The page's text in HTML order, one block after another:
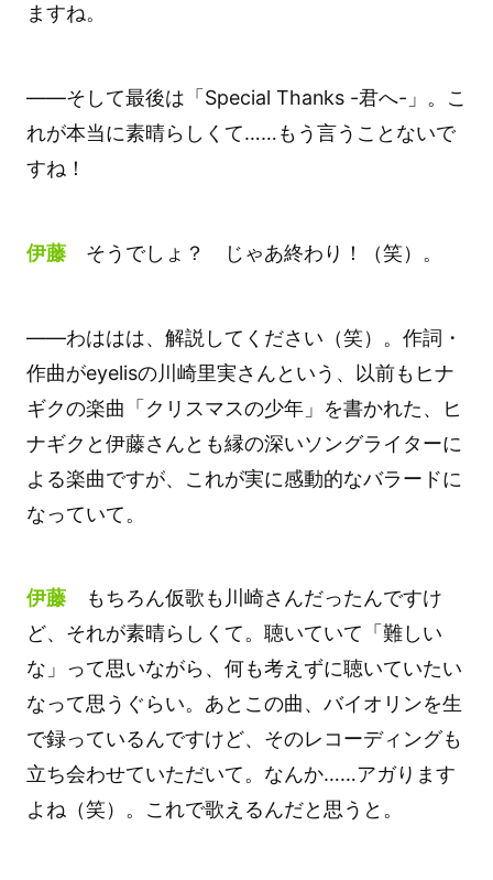
ますね。
――そして最後は「Special Thanks -君へ-」。こ
れが本当に素晴らしくて……もう言うことないで
すね！
伊藤そうでしょ？ じゃあ終わり！（笑）。
――わははは、解説してください（笑）。作詞・
作曲がeyelisの川崎里実さんという、以前もヒナ
ギクの楽曲「クリスマスの少年」を書かれた、ヒ
ナギクと伊藤さんとも縁の深いソングライターに
よる楽曲ですが、これが実に感動的なバラードに
なっていて。
伊藤もちろん仮歌も川崎さんだったんですけ
ど、それが素晴らしくて。聴いていて「難しい
な」って思いながら、何も考えずに聴いていたい
なって思うぐらい。あとこの曲、バイオリンを生
で録っているんですけど、そのレコーディングも
立ち会わせていただいて。なんか……アガります
よね（笑）。これで歌えるんだと思うと。